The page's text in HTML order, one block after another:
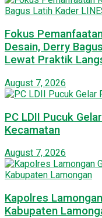
Fokus
Desain, Derry
Lewat Praktik
August 7, 2026
PC LDII Pucuk
Kecamatan
August 7, 2026
Kapolres
Kabupaten